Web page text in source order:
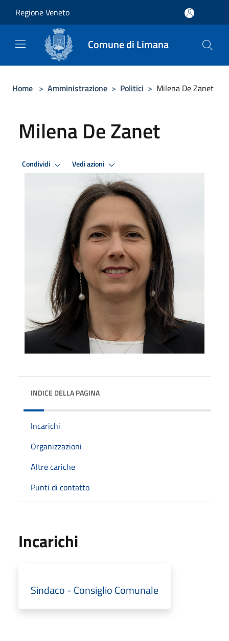
Regione Veneto
Comune di Limana
Home > Amministrazione > Politici > Milena De Zanet
Milena De Zanet
Condividi Vedi azioni
INDICE DELLA PAGINA
Incarichi
Organizzazioni
Altre cariche
Punti di contatto
Incarichi
Sindaco - Consiglio Comunale